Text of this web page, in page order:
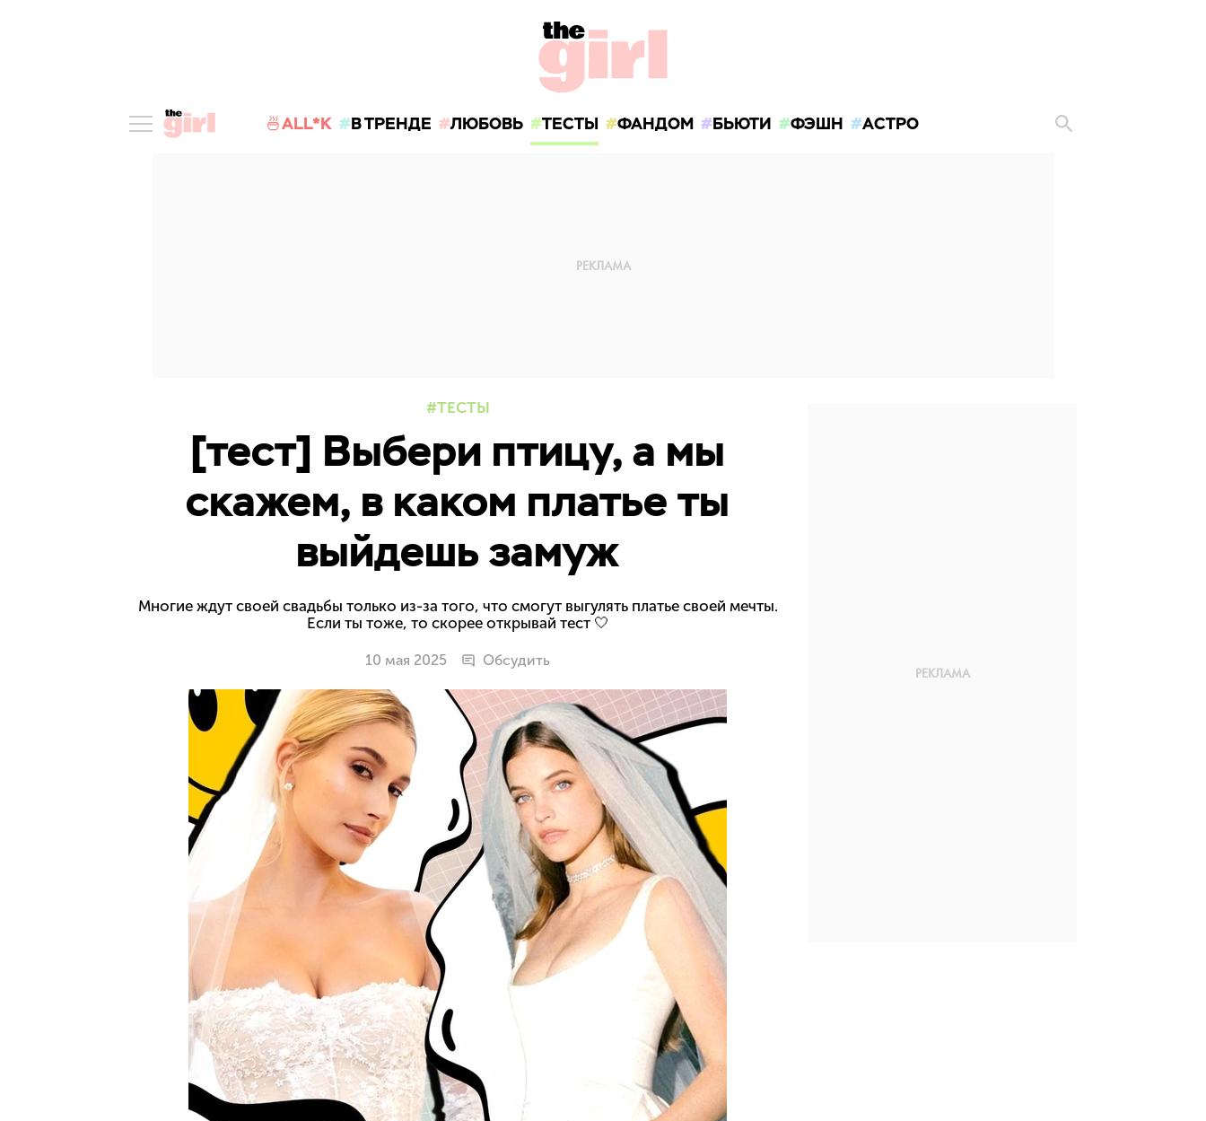
🍜ALL*K В ТРЕНДЕ ЛЮБОВЬ ТЕСТЫ ФАНДОМ БЬЮТИ ФЭШН АСТРО
ТЕСТЫ
[тест] Выбери птицу, а мы
скажем, в каком платье ты
выйдешь замуж
Многие ждут своей свадьбы только из-за того, что смогут выгулять платье своей мечты.
Если ты тоже, то скорее открывай тест 🤍
10 мая 2025 Обсудить